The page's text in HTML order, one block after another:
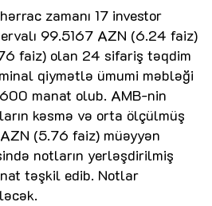
zamanı 17 investor
99.5167 AZN (6.24 faiz)
faiz) olan 24 sifariş təqdim
qiymətlə ümumi məbləği
manat olub. AMB-nin
kəsmə və orta ölçülmüş
(5.76 faiz) müəyyən
notların yerləşdirilmiş
təşkil edib. Notlar